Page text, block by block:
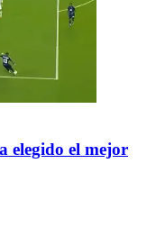
elegido el mejor